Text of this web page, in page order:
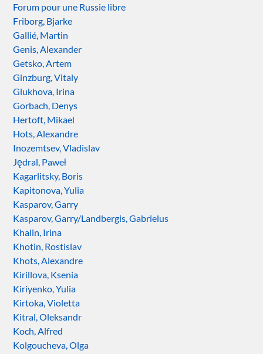
Forum pour une Russie libre
Friborg, Bjarke
Gallié, Martin
Genis, Alexander
Getsko, Artem
Ginzburg, Vitaly
Glukhova, Irina
Gorbach, Denys
Hertoft, Mikael
Hots, Alexandre
Inozemtsev, Vladislav
Jędral, Paweł
Kagarlitsky, Boris
Kapitonova, Yulia
Kasparov, Garry
Kasparov, Garry/Landbergis, Gabrielus
Khalin, Irina
Khotin, Rostislav
Khots, Alexandre
Kirillova, Ksenia
Kiriyenko, Yulia
Kirtoka, Violetta
Kitral, Oleksandr
Koch, Alfred
Kolgoucheva, Olga